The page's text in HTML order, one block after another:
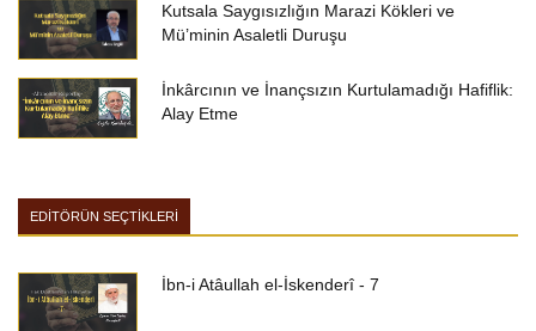
Kutsala Saygısızlığın Marazi Kökleri ve
Mü’minin Asaletli Duruşu
İnkârcının ve İnançsızın Kurtulamadığı Hafiflik:
Alay Etme
EDİTÖRÜN SEÇTİKLERİ
İbn-i Atâullah el-İskenderî - 7